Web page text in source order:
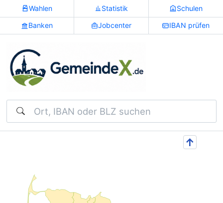
Wahlen Statistik Schulen
Banken Jobcenter IBAN prüfen
Suchen
↑